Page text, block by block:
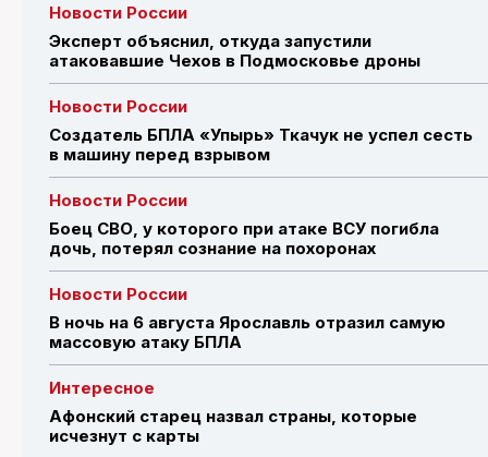
Новости России
Эксперт объяснил, откуда запустили
атаковавшие Чехов в Подмосковье дроны
Новости России
Создатель БПЛА «Упырь» Ткачук не успел сесть
в машину перед взрывом
Новости России
Боец СВО, у которого при атаке ВСУ погибла
дочь, потерял сознание на похоронах
Новости России
В ночь на 6 августа Ярославль отразил самую
массовую атаку БПЛА
Интересное
Афонский старец назвал страны, которые
исчезнут с карты